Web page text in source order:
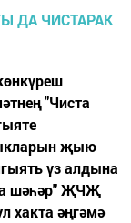
"Чиста
җыю
үз алдына
шәһәр" ҖЧҖ
хакта әңгәмә